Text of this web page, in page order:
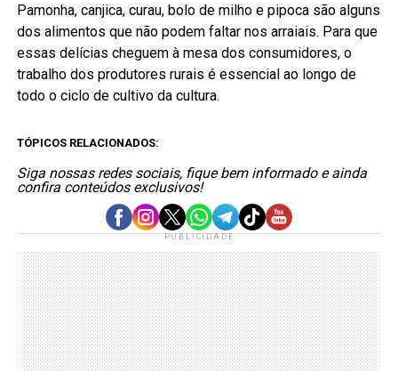
Pamonha, canjica, curau, bolo de milho e pipoca são alguns
dos alimentos que não podem faltar nos arraiais. Para que
essas delícias cheguem à mesa dos consumidores, o
trabalho dos produtores rurais é essencial ao longo de
todo o ciclo de cultivo da cultura.
TÓPICOS RELACIONADOS:
Siga nossas redes sociais, fique bem informado e ainda
confira conteúdos exclusivos!
PUBLICIDADE